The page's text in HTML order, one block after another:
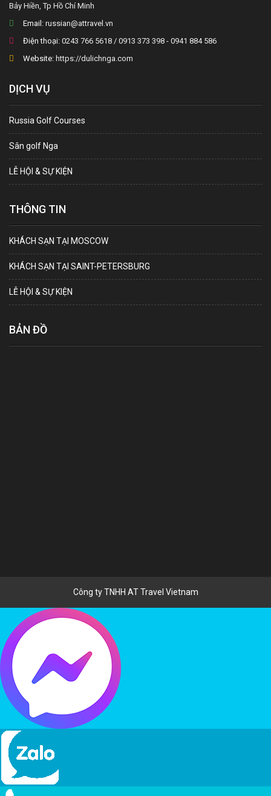
Bảy Hiền, Tp Hồ Chí Minh
Email: russian@attravel.vn
Điện thoại: 0243 766 5618 / 0913 373 398 - 0941 884 586
Website: https://dulichnga.com
DỊCH VỤ
Russia Golf Courses
Sân golf Nga
LỄ HỘI & SỰ KIỆN
THÔNG TIN
KHÁCH SẠN TẠI MOSCOW
KHÁCH SẠN TẠI SAINT-PETERSBURG
LỄ HỘI & SỰ KIỆN
BẢN ĐỒ
Công ty TNHH AT Travel Vietnam